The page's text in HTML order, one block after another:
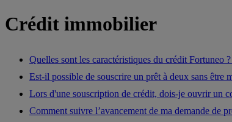
Crédit immobilier
Quelles sont les caractéristiques du crédit Fortuneo
Est-il possible de souscrire un prêt à deux sans être
Lors d'une souscription de crédit, dois-je ouvrir un
Comment suivre l’avancement de ma demande de